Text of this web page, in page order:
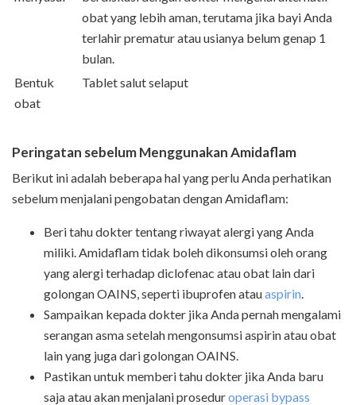
obat yang lebih aman, terutama jika bayi Anda
terlahir prematur atau usianya belum genap 1
bulan.
Bentuk
obat
Tablet salut selaput
Peringatan sebelum Menggunakan Amidaflam
Berikut ini adalah beberapa hal yang perlu Anda perhatikan
sebelum menjalani pengobatan dengan Amidaflam:
Beri tahu dokter tentang riwayat alergi yang Anda
miliki. Amidaflam tidak boleh dikonsumsi oleh orang
yang alergi terhadap diclofenac atau obat lain dari
golongan OAINS, seperti ibuprofen atauaspirin.
Sampaikan kepada dokter jika Anda pernah mengalami
serangan asma setelah mengonsumsi aspirin atau obat
lain yang juga dari golongan OAINS.
Pastikan untuk memberi tahu dokter jika Anda baru
saja atau akan menjalani proseduroperasi bypass